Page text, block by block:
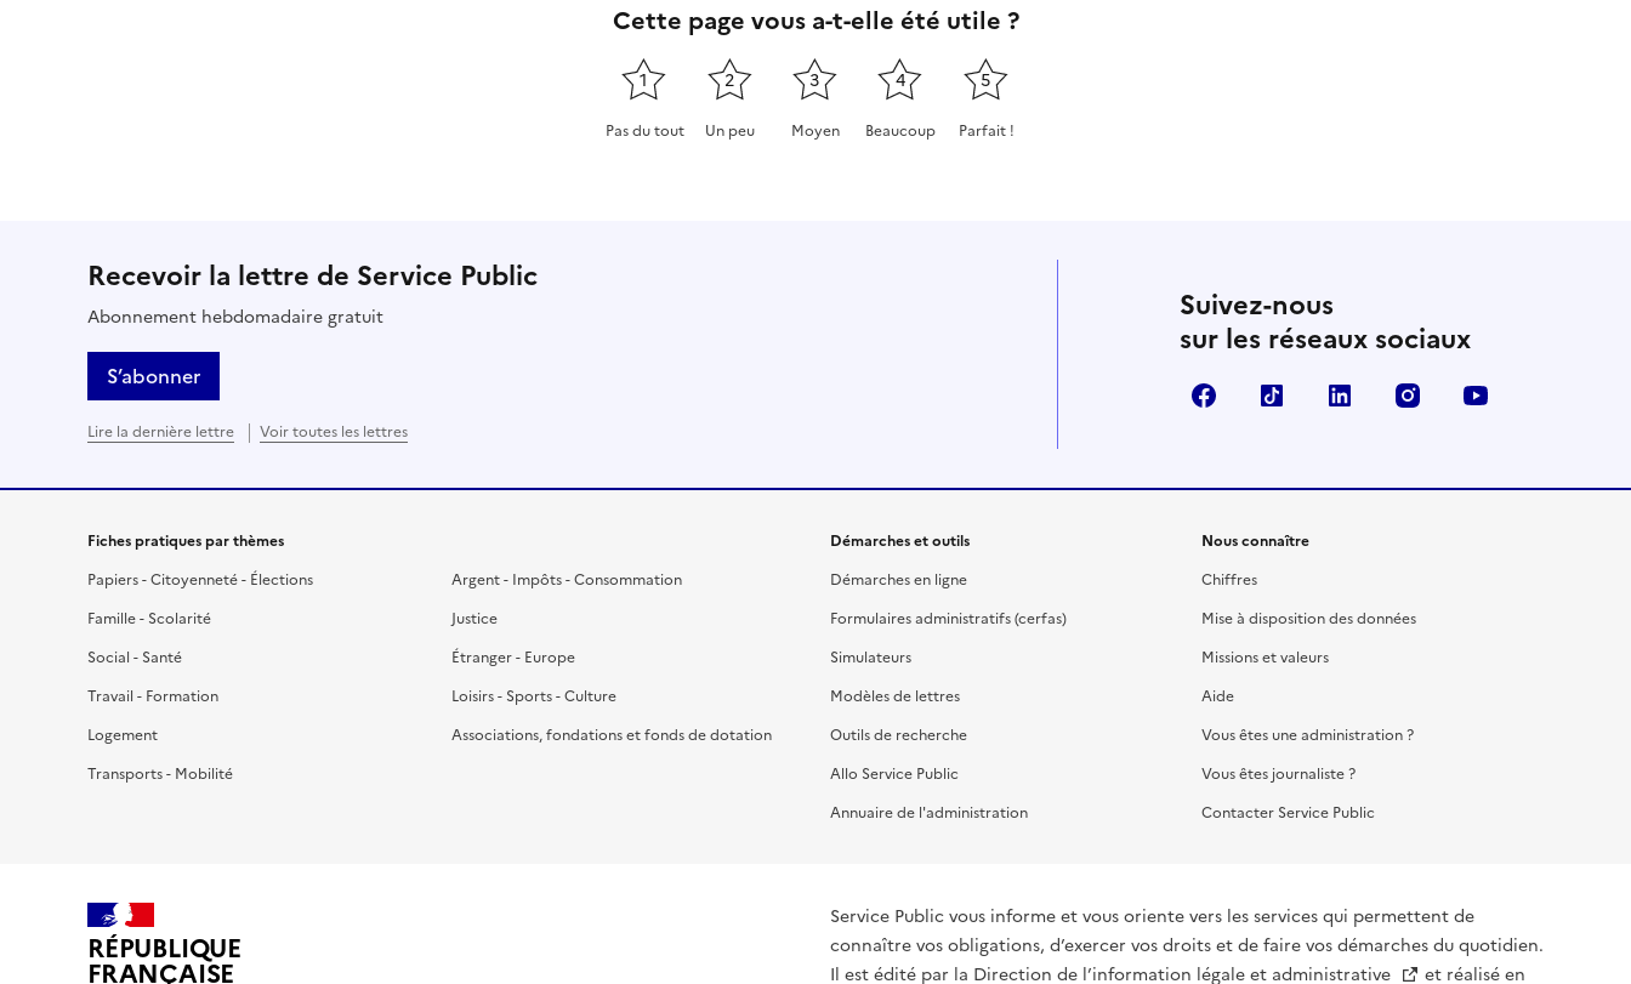
Cette page vous a-t-elle été utile ?
1
Pas du tout
2
Un peu
3
Moyen
4
Beaucoup
5
Parfait !
Recevoir la lettre de Service Public
Abonnement hebdomadaire gratuit
S’abonner
Lire la dernière lettre Voir toutes les lettres
Suivez-nous
sur les réseaux sociaux
FacebookTikTok LinkedIn Instagram
Fiches pratiques par thèmes
Papiers - Citoyenneté - Élections
Famille - Scolarité
Social - Santé
Travail - Formation
Logement
Transports - Mobilité
Argent - Impôts - Consommation
Justice
Étranger - Europe
Loisirs - Sports - Culture
Associations, fondations et fonds de dotation
Démarches et outils
Démarches en ligne
Formulaires administratifs (cerfas)
Simulateurs
Modèles de lettres
Outils de recherche
Allo Service Public
Annuaire de l'administration
Nous connaître
Chiffres
Mise à disposition des données
Missions et valeurs
Aide
Vous êtes une administration ?
Vous êtes journaliste ?
Contacter Service Public
RÉPUBLIQUE
FRANÇAISE
Service Public vous informe et vous oriente vers les services qui permettent de
connaître vos obligations, d’exercer vos droits et de faire vos démarches du quotidien.
Il est édité par la Direction de l’information légale et administrative et réalisé en